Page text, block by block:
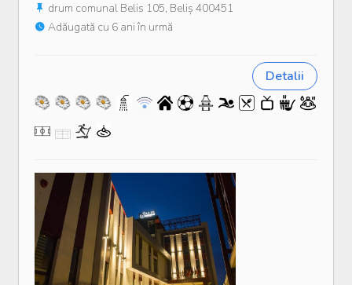
drum comunal Belis 105, Beliș 400451
Adăugată cu 6 ani în urmă
Detalii